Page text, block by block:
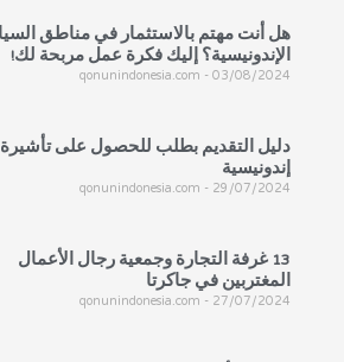
هل أنت مهتم بالاستثمار في مناطق
الإندونيسية؟ إليك فكرة عمل مربحة لك!
qonunindonesia.com 03/08/2024
دليل التقديم بطلب للحصول على تأشيرة
إندونيسية
qonunindonesia.com 29/07/2024
13 غرفة التجارة وجمعية رجال الأعمال
المغتربين في جاكرتا
qonunindonesia.com 27/07/2024